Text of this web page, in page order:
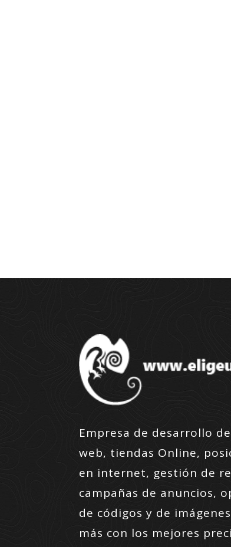
Empresa de desarrollo
web, tiendas Online,
en internet, gestión de
campañas de anuncios,
de códigos y de
más con los mejores